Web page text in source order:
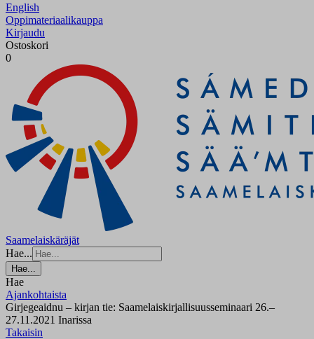
English
Oppimateriaalikauppa
Kirjaudu
Ostoskori
0
Saamelaiskäräjät
Hae...
Hae...
Hae
Ajankohtaista
Girjegeaidnu – kirjan tie: Saamelaiskirjallisuusseminaari 26.–
27.11.2021 Inarissa
Takaisin